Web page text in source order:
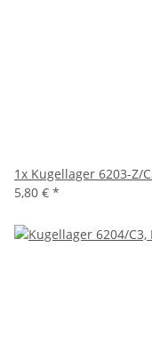
1x Kugellager 6203-Z/
5,80 € *